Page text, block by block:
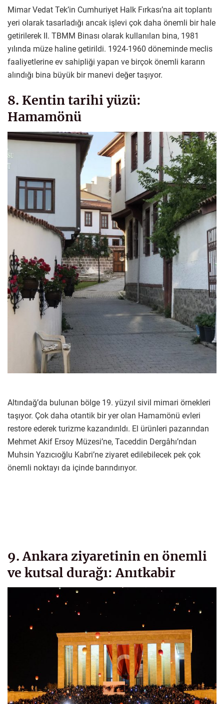
Mimar Vedat Tek’in Cumhuriyet Halk Fırkası’na ait toplantı
yeri olarak tasarladığı ancak işlevi çok daha önemli bir hale
getirilerek II. TBMM Binası olarak kullanılan bina, 1981
yılında müze haline getirildi. 1924-1960 döneminde meclis
faaliyetlerine ev sahipliği yapan ve birçok önemli kararın
alındığı bina büyük bir manevi değer taşıyor.
8. Kentin tarihi yüzü:
Hamamönü
Altındağ’da bulunan bölge 19. yüzyıl sivil mimari örnekleri
taşıyor. Çok daha otantik bir yer olan Hamamönü evleri
restore ederek turizme kazandırıldı. El ürünleri pazarından
Mehmet Akif Ersoy Müzesi’ne, Taceddin Dergâhı’ndan
Muhsin Yazıcıoğlu Kabri’ne ziyaret edilebilecek pek çok
önemli noktayı da içinde barındırıyor.
9. Ankara ziyaretinin en önemli
ve kutsal durağı: Anıtkabir